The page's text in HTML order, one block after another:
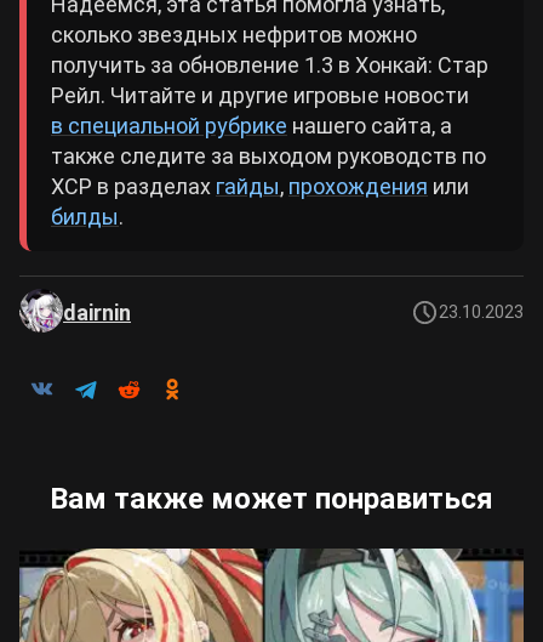
сколько звездных нефритов можно
получить за обновление 1.3 в Хонкай: Стар
Рейл. Читайте и другие игровые новости
в специальной рубрике нашего сайта, а
также следите за выходом руководств по
ХСР в разделах гайды, прохождения или
билды.
dairnin 23.10.2023
Вам также может понравиться